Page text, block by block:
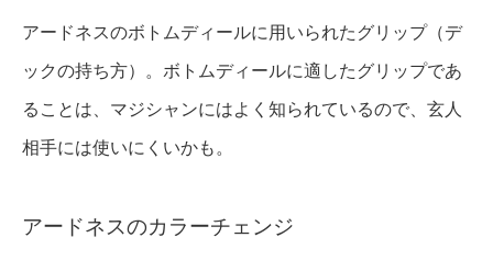
アードネスのボトムディールに用いられたグリップ（デ
ックの持ち方）。ボトムディールに適したグリップであ
ることは、マジシャンにはよく知られているので、玄人
相手には使いにくいかも。
アードネスのカラーチェンジ